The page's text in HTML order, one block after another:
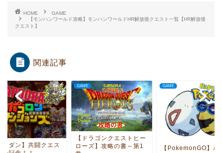
HOME
GAME
【モンハンワールド攻略】モンハンワールドHR解放後クエスト一覧【HR解放後
クエスト】
関連記事
ラゴンクエストヒー
ズ】攻略の書～第1
GAME
【PokemonGO】ポケモ
GAME
【ポコダン】共闘ク